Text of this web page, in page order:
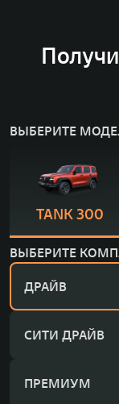
ВЫБЕРИТЕ
TANK 300
ВЫБЕРИТЕ
ДРАЙВ
СИТИ ДРАЙВ
ПРЕМИУМ